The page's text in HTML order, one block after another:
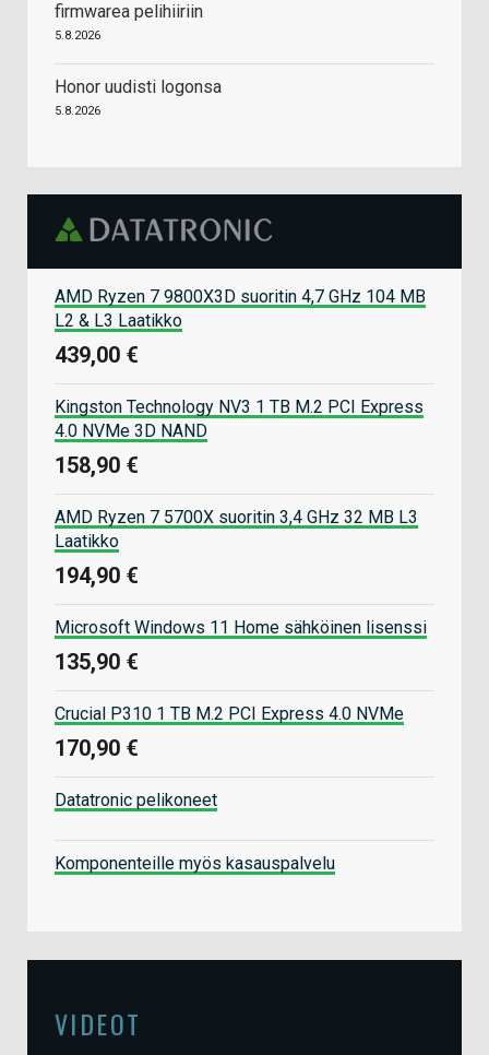
firmwarea pelihiiriin
5.8.2026
Honor uudisti logonsa
5.8.2026
AMD Ryzen 7 9800X3D suoritin 4,7 GHz 104 MB
L2 & L3 Laatikko
439,00 €
Kingston Technology NV3 1 TB M.2 PCI Express
4.0 NVMe 3D NAND
158,90 €
AMD Ryzen 7 5700X suoritin 3,4 GHz 32 MB L3
Laatikko
194,90 €
Microsoft Windows 11 Home sähköinen lisenssi
135,90 €
Crucial P310 1 TB M.2 PCI Express 4.0 NVMe
170,90 €
Datatronic pelikoneet
Komponenteille myös kasauspalvelu
VIDEOT